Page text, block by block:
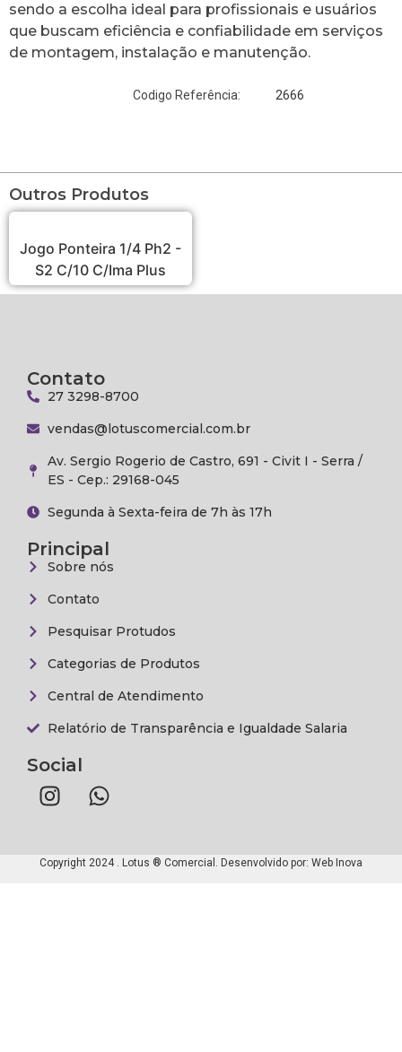
sendo a escolha ideal para profissionais e usuários
que buscam eficiência e confiabilidade em serviços
de montagem, instalação e manutenção.
Codigo Referência: 2666
Outros Produtos
Jogo Ponteira 1/4 Ph2 -
S2 C/10 C/Ima Plus
Contato
27 3298-8700
vendas@lotuscomercial.com.br
Av. Sergio Rogerio de Castro, 691 - Civit I - Serra /
ES - Cep.: 29168-045
Segunda à Sexta-feira de 7h às 17h
Principal
Sobre nós
Contato
Pesquisar Protudos
Categorias de Produtos
Central de Atendimento
Relatório de Transparência e Igualdade Salaria
Social
Copyright 2024 . Lotus ® Comercial. Desenvolvido por: Web Inova